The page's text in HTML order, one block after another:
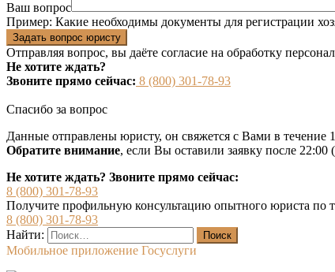
Ваш вопрос
Пример: Какие необходимы документы для регистрации
Задать вопрос юристу
Отправляя вопрос, вы даёте согласие на обработку
Не хотите ждать?
Звоните прямо сейчас: 8 (800) 301-78-93
Спасибо за вопрос
Данные отправлены юристу, он свяжется с Вами в течение
Обратите внимание, если Вы оставили заявку после
Не хотите ждать? Звоните прямо сейчас:
8 (800) 301-78-93
Получите профильную консультацию опытного юриста по
8 (800) 301-78-93
Найти:
Мобильное приложение Госуслуги